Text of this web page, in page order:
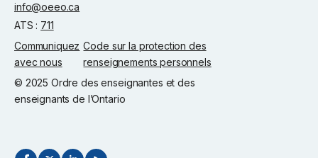
info@oeeo.ca
ATS : 711
Communiquez
avec nous
Code sur la protection des
renseignements personnels
© 2025 Ordre des enseignantes et des
enseignants de l’Ontario